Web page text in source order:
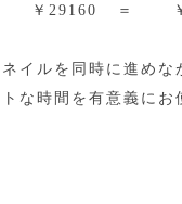
29160 ＝ ￥
イルを同時に進めな
トな時間を有意義